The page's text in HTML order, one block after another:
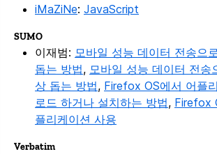
iMaZiNe: JavaScript
SUMO
이재범: 모바일 성능 데이터 전송으
돕는 방법, 모바일 성능 데이터 전
상 돕는 방법, Firefox OS에서 어플
로드 하거나 설치하는 방법, Firefox
플리케이션 사용
Verbatim